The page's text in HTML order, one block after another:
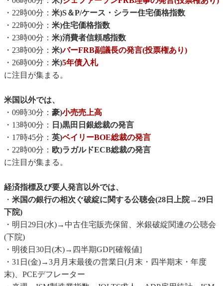
・22時00分： 米)S＆P/ケース・シラー住宅価格指数
・22時00分： 米)住宅価格指数
・23時00分： 米)消費者信頼感指数
・23時00分： 米)バーFRB副議長の発言(投票権あり)
・26時00分： 米)5年債入札
に注目が集まる。
米国以外では、
・09時30分： 豪)小売売上高
・13時00分：
日)黒田日銀総裁の発言
・17時45分： 英)ベイリーBOE総裁の発言
・22時00分： 欧)ラガルドECB総裁の発言
に注目が集まる。
経済指標及び要人発言以外では、
・ 米国の銀行の相次ぐ破綻に関する公聴会(28日上院→29日
下院)
・明日29日(水)→中古住宅販売保留、米銀破綻関連の公聴会
(下院)
・明後日30日(木)→四半期GDP[確報値]
・31日(金)→3月月末最後の営業日(月末・四半期末・年度
末)、PCEデフレーター